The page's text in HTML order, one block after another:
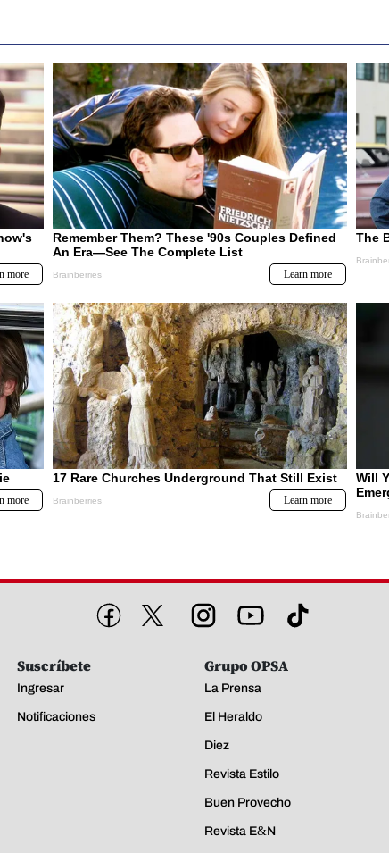
Suscríbete
Ingresar
Notificaciones
Grupo OPSA
La Prensa
El Heraldo
Diez
Revista Estilo
Buen Provecho
Revista E&N